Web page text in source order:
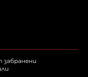
забранени